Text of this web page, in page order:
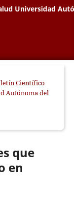
Universidad
Científico
Autónoma del
que
en